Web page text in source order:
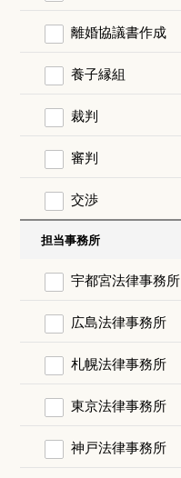
離婚協議書作成
養子縁組
裁判
審判
交渉
担当事務所
宇都宮法律事務所
広島法律事務所
札幌法律事務所
東京法律事務所
神戸法律事務所